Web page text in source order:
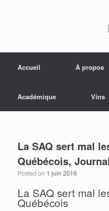
Accueil
À propos
Académique Vins
La SAQ sert mal
Québécois,
Posted on 1 juin 2016
La SAQ sert mal
Québécois